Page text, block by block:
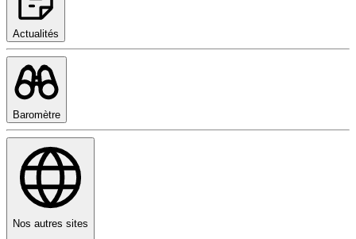
Actualités
Baromètre
Nos autres sites